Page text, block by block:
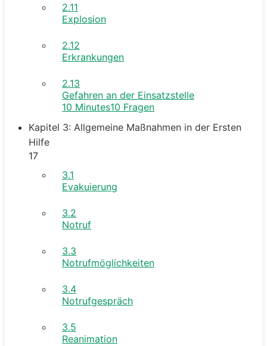
2.11
Explosion
2.12
Erkrankungen
2.13
Gefahren an der Einsatzstelle
10 Minutes10 Fragen
Kapitel 3: Allgemeine Maßnahmen in der Ersten
Hilfe
17
3.1
Evakuierung
3.2
Notruf
3.3
Notrufmöglichkeiten
3.4
Notrufgespräch
3.5
Reanimation